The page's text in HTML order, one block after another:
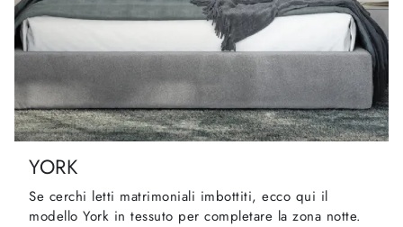
YORK
Se cerchi letti matrimoniali imbottiti, ecco qui il
modello York in tessuto per completare la zona notte.